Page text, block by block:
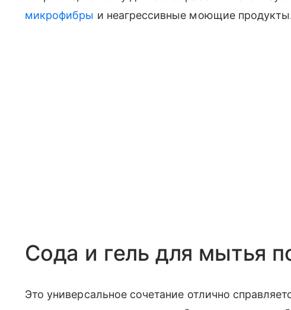
микрофибры и неагрессивные моющие
Сода и гель для мытья
Это универсальное сочетание отлично